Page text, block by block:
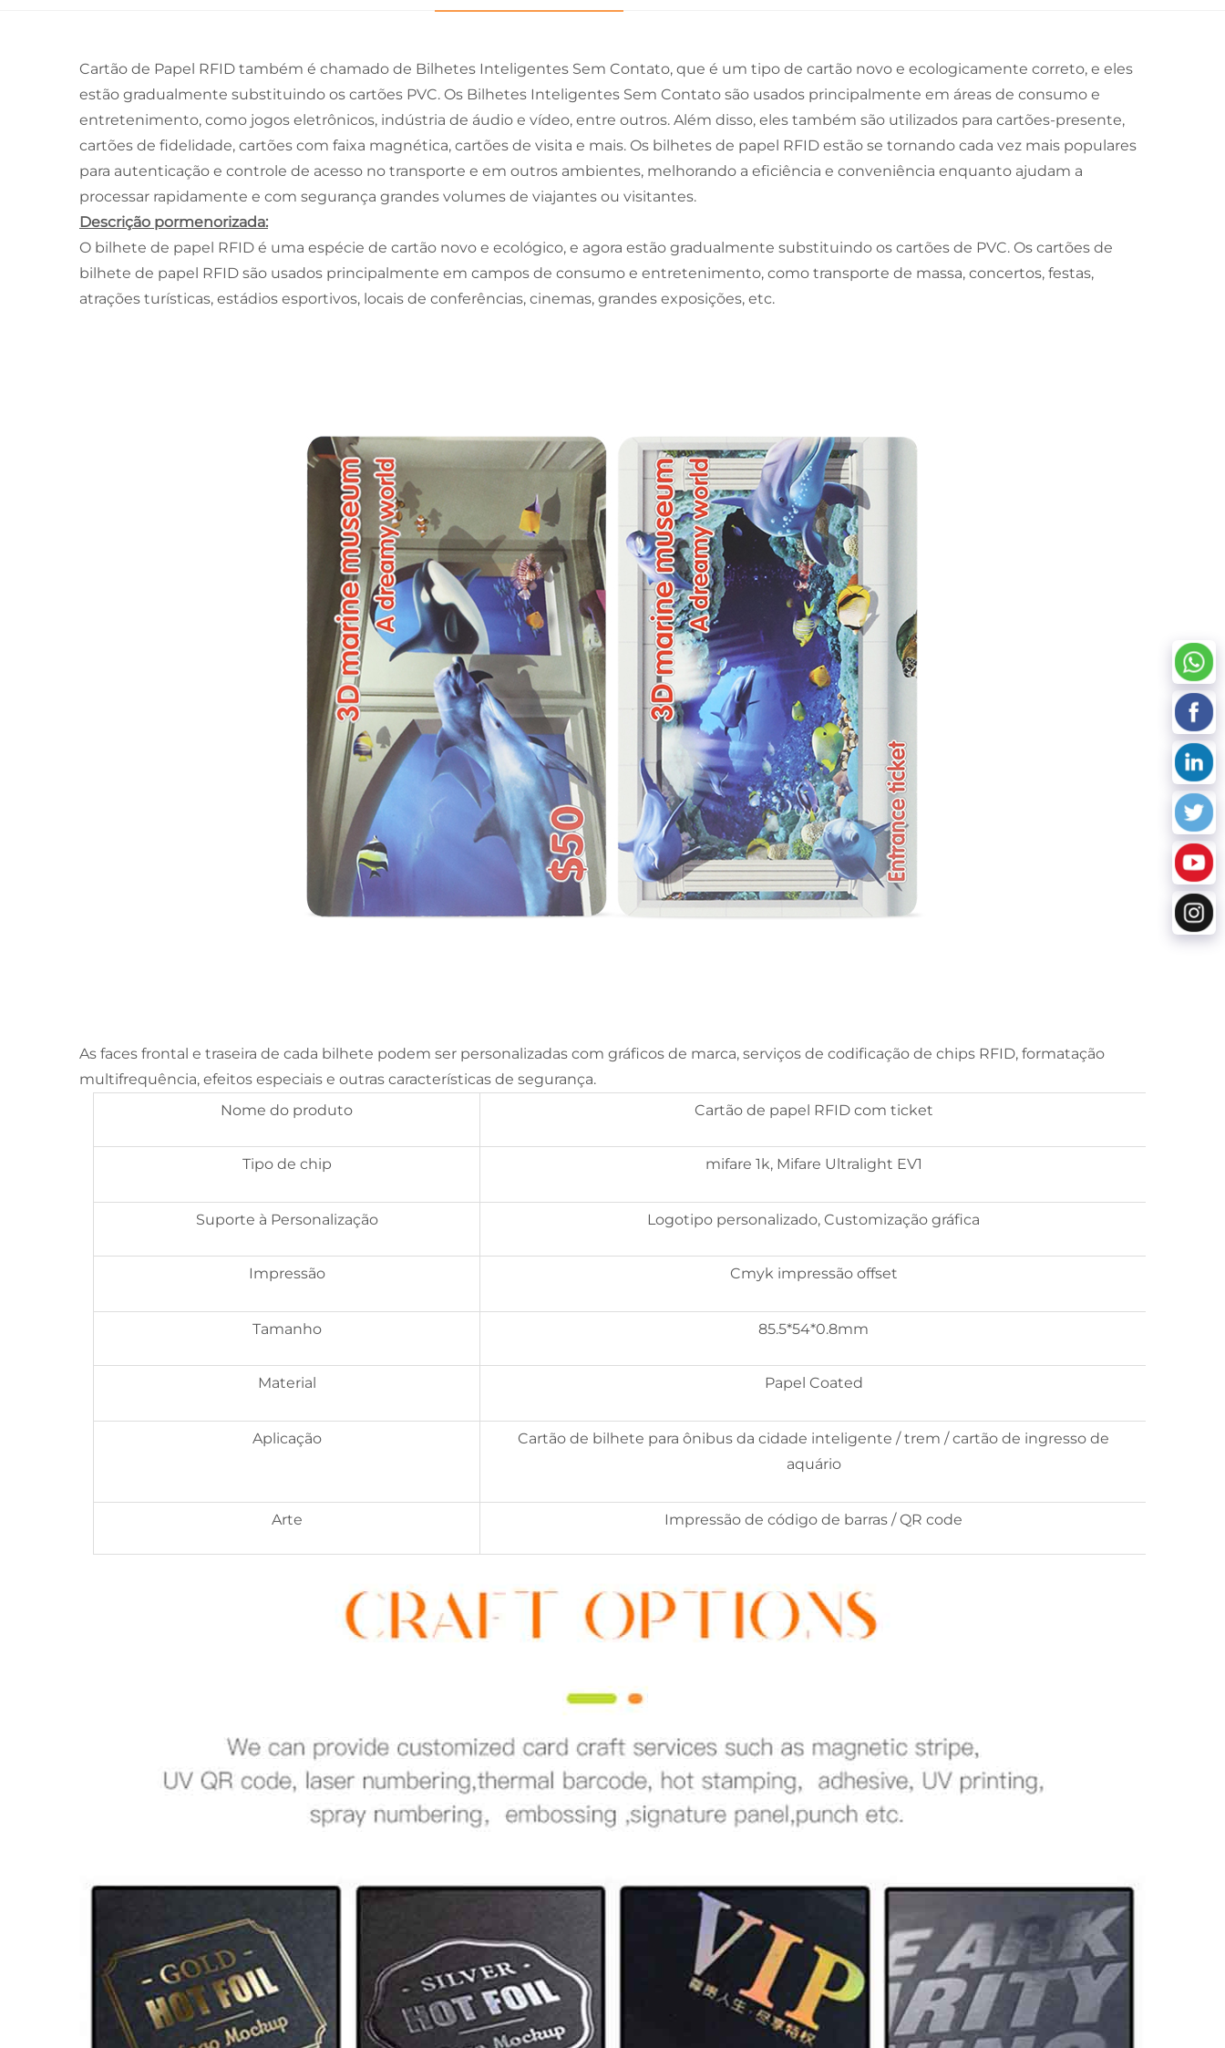
Cartão de Papel RFID também é chamado de Bilhetes Inteligentes Sem Contato, que é um tipo de cartão novo e ecologicamente correto, e eles
estão gradualmente substituindo os cartões PVC. Os Bilhetes Inteligentes Sem Contato são usados principalmente em áreas de consumo e
entretenimento, como jogos eletrônicos, indústria de áudio e vídeo, entre outros. Além disso, eles também são utilizados para cartões-presente,
cartões de fidelidade, cartões com faixa magnética, cartões de visita e mais. Os bilhetes de papel RFID estão se tornando cada vez mais populares
para autenticação e controle de acesso no transporte e em outros ambientes, melhorando a eficiência e conveniência enquanto ajudam a
processar rapidamente e com segurança grandes volumes de viajantes ou visitantes.
Descrição pormenorizada:
O bilhete de papel RFID é uma espécie de cartão novo e ecológico, e agora estão gradualmente substituindo os cartões de PVC. Os cartões de
bilhete de papel RFID são usados principalmente em campos de consumo e entretenimento, como transporte de massa, concertos, festas,
atrações turísticas, estádios esportivos, locais de conferências, cinemas, grandes exposições, etc.
As faces frontal e traseira de cada bilhete podem ser personalizadas com gráficos de marca, serviços de codificação de chips RFID, formatação
multifrequência, efeitos especiais e outras características de segurança.
Nome do produto
Cartão de papel RFID com ticket
Tipo de chip mifare 1k, Mifare Ultralight EV1
Suporte à Personalização Logotipo personalizado, Customização gráfica
Impressão Cmyk impressão offset
Tamanho 85.5*54*0.8mm
Material Papel Coated
Aplicação
Cartão de bilhete para ônibus da cidade inteligente / trem / cartão de ingresso de
aquário
Arte Impressão de código de barras / QR code